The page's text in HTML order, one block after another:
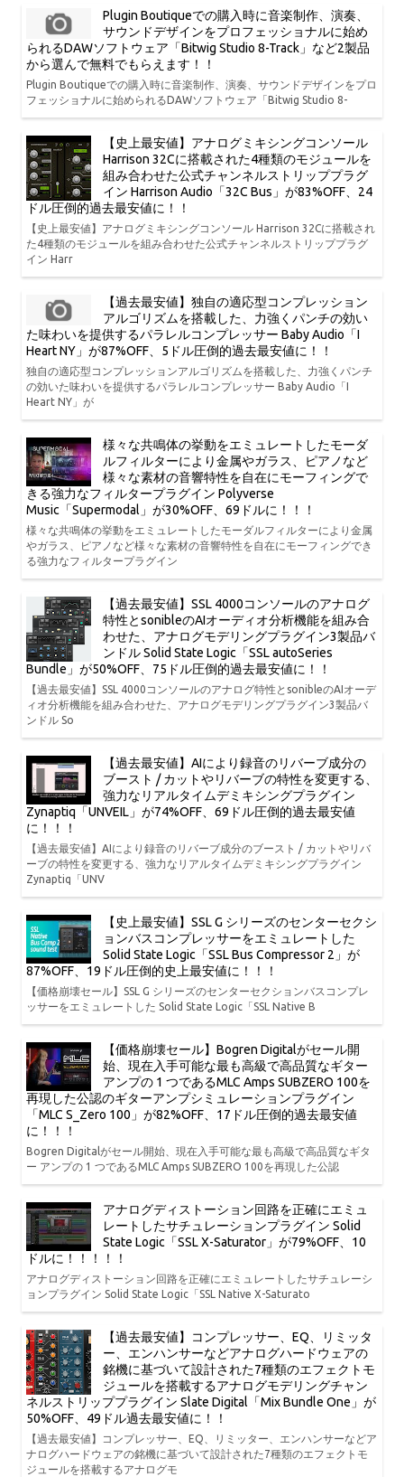
Plugin Boutiqueでの購入時に音楽制作、演奏、
サウンドデザインをプロフェッショナルに始め
られるDAWソフトウェア「Bitwig Studio 8-Track」など2製品
から選んで無料でもらえます！！
Plugin Boutiqueでの購入時に音楽制作、演奏、サウンドデザインをプロ
フェッショナルに始められるDAWソフトウェア「Bitwig Studio 8-
【史上最安値】アナログミキシングコンソール
Harrison 32Cに搭載された4種類のモジュールを
組み合わせた公式チャンネルストリッププラグ
イン Harrison Audio「32C Bus」が83%OFF、24
ドル圧倒的過去最安値に！！
【史上最安値】アナログミキシングコンソール Harrison 32Cに搭載され
た4種類のモジュールを組み合わせた公式チャンネルストリッププラグ
イン Harr
【過去最安値】独自の適応型コンプレッション
アルゴリズムを搭載した、力強くパンチの効い
た味わいを提供するパラレルコンプレッサー Baby Audio「I
Heart NY」が87%OFF、5ドル圧倒的過去最安値に！！
独自の適応型コンプレッションアルゴリズムを搭載した、力強くパンチ
の効いた味わいを提供するパラレルコンプレッサー Baby Audio「I
Heart NY」が
様々な共鳴体の挙動をエミュレートしたモーダ
ルフィルターにより金属やガラス、ピアノなど
様々な素材の音響特性を自在にモーフィングで
きる強力なフィルタープラグイン Polyverse
Music「Supermodal」が30%OFF、69ドルに！！！
様々な共鳴体の挙動をエミュレートしたモーダルフィルターにより金属
やガラス、ピアノなど様々な素材の音響特性を自在にモーフィングでき
る強力なフィルタープラグイン
【過去最安値】SSL 4000コンソールのアナログ
特性とsonibleのAIオーディオ分析機能を組み合
わせた、アナログモデリングプラグイン3製品バ
ンドル Solid State Logic「SSL autoSeries
Bundle」が50%OFF、75ドル圧倒的過去最安値に！！
【過去最安値】SSL 4000コンソールのアナログ特性とsonibleのAIオーデ
ィオ分析機能を組み合わせた、アナログモデリングプラグイン3製品バ
ンドル So
【過去最安値】AIにより録音のリバーブ成分の
ブースト / カットやリバーブの特性を変更する、
強力なリアルタイムデミキシングプラグイン
Zynaptiq「UNVEIL」が74%OFF、69ドル圧倒的過去最安値
に！！！
【過去最安値】AIにより録音のリバーブ成分のブースト / カットやリバ
ーブの特性を変更する、強力なリアルタイムデミキシングプラグイン
Zynaptiq「UNV
【史上最安値】SSL G シリーズのセンターセクシ
ョンバスコンプレッサーをエミュレートした
Solid State Logic「SSL Bus Compressor 2」が
87%OFF、19ドル圧倒的史上最安値に！！！
【価格崩壊セール】SSL G シリーズのセンターセクションバスコンプレ
ッサーをエミュレートした Solid State Logic「SSL Native B
【価格崩壊セール】Bogren Digitalがセール開
始、現在入手可能な最も高級で高品質なギター
アンプの 1 つであるMLC Amps SUBZERO 100を
再現した公認のギターアンプシミュレーションプラグイン
「MLC S_Zero 100」が82%OFF、17ドル圧倒的過去最安値
に！！！
Bogren Digitalがセール開始、現在入手可能な最も高級で高品質なギタ
ー アンプの 1 つであるMLC Amps SUBZERO 100を再現した公認
アナログディストーション回路を正確にエミュ
レートしたサチュレーションプラグイン Solid
State Logic「SSL X-Saturator」が79%OFF、10
ドルに！！！！！
アナログディストーション回路を正確にエミュレートしたサチュレーシ
ョンプラグイン Solid State Logic「SSL Native X-Saturato
【過去最安値】コンプレッサー、EQ、リミッタ
ー、エンハンサーなどアナログハードウェアの
銘機に基づいて設計された7種類のエフェクトモ
ジュールを搭載するアナログモデリングチャン
ネルストリッププラグイン Slate Digital「Mix Bundle One」が
50%OFF、49ドル過去最安値に！！
【過去最安値】コンプレッサー、EQ、リミッター、エンハンサーなどア
ナログハードウェアの銘機に基づいて設計された7種類のエフェクトモ
ジュールを搭載するアナログモ